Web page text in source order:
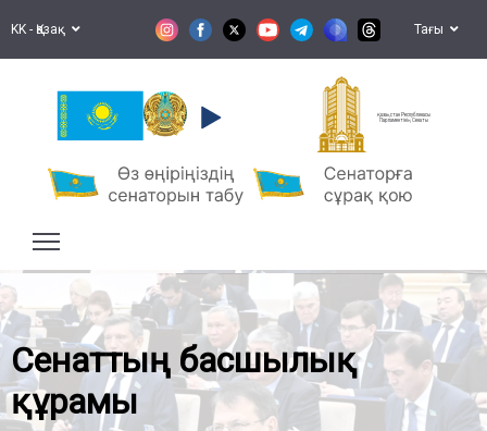
KK - Қазақ Тағы
Қазақстан Республикасы
Парламентінің Сенаты
Сенаттың басшылық
құрамы